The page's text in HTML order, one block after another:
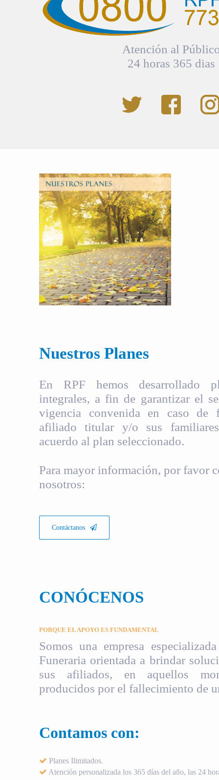
Atención al
24 horas 365 dias
Nuestros Planes
En RPF hemos desarrollado
integrales, a fin de garantizar el
vigencia convenida en caso de
afiliado titular y/o sus
acuerdo al plan seleccionado.
Para mayor información, por favor
nosotros:
Contáctanos
CONÓCENOS
PORQUE EL APOYO ES FUNDAMENTAL
Somos una empresa
Funeraria orientada a brindar
sus afiliados, en aquellos
producidos por el fallecimiento de
Contamos con:
Planes Ilimitados.
Atención personalizada los 365 días del año, las 24